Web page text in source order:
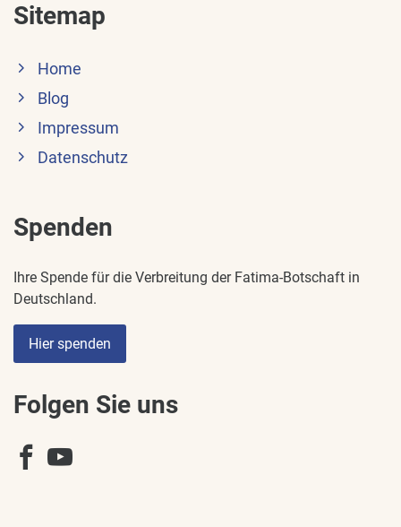
Sitemap
Home
Blog
Impressum
Datenschutz
Spenden
Ihre Spende für die Verbreitung der Fatima-Botschaft in
Deutschland.
Hier spenden
Folgen Sie uns